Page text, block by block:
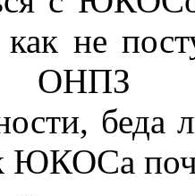
не
ОНПЗ
ЮКОСа